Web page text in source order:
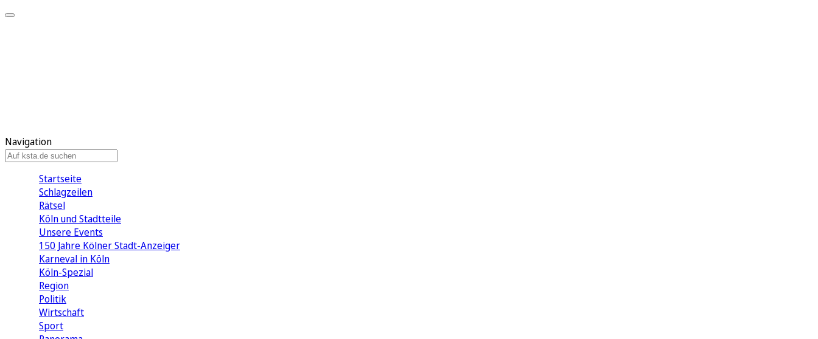
Navigation
Startseite
Schlagzeilen
Rätsel
Köln und Stadtteile
Unsere Events
150 Jahre Kölner Stadt-Anzeiger
Karneval in Köln
Köln-Spezial
Region
Politik
Wirtschaft
Sport